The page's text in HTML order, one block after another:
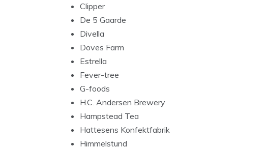
Clipper
De 5 Gaarde
Divella
Doves Farm
Estrella
Fever-tree
G-foods
H.C. Andersen Brewery
Hampstead Tea
Hattesens Konfektfabrik
Himmelstund